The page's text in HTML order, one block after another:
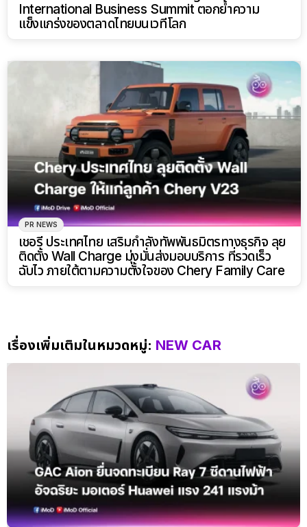
International Business Summit ตอกย้ำความ
แข็งแกร่งของตลาดไทยบนเวทีโลก
PR NEWS
เชอรี ประเทศไทย เสริมกำลังทัพพันธมิตรทางธุรกิจ ลุย
ติดตั้ง Wall Charge มุ่งมั่นส่งมอบบริการ ที่รวดเร็ว
ฉับไว ภายใต้ตามความตั้งใจของ Chery Family Care
เรื่องเพิ่มเติมในหมวดหมู่: NEW CAR